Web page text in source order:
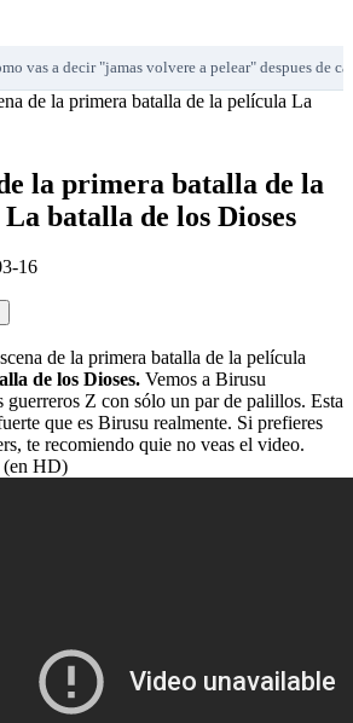
decir "jamas volvere a pelear" despues de ca... •
de la primera batalla de la película La
la primera batalla de la
batalla de los Dioses
16
de la primera batalla de la película
de los Dioses. Vemos a Birusu
guerreros Z con sólo un par de palillos. Esta
que es Birusu realmente. Si prefieres
te recomiendo quie no veas el video.
(en HD)